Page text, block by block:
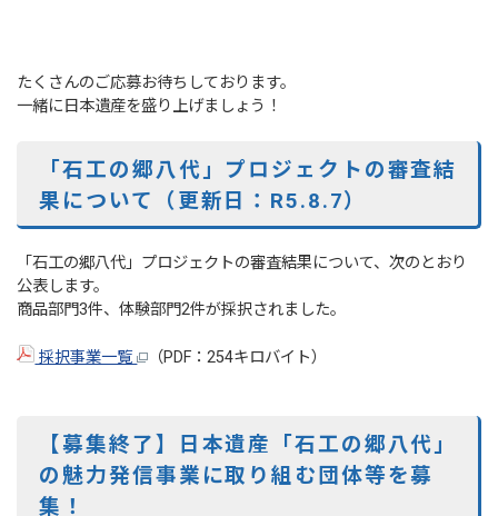
たくさんのご応募お待ちしております。
一緒に日本遺産を盛り上げましょう！
「石工の郷八代」プロジェクトの審査結
果について（更新日：R5.8.7）
「石工の郷八代」プロジェクトの審査結果について、次のとおり
公表します。
商品部門3件、体験部門2件が採択されました。
採択事業一覧 （PDF：254キロバイト）
【募集終了】日本遺産「石工の郷八代」
の魅力発信事業に取り組む団体等を募
集！